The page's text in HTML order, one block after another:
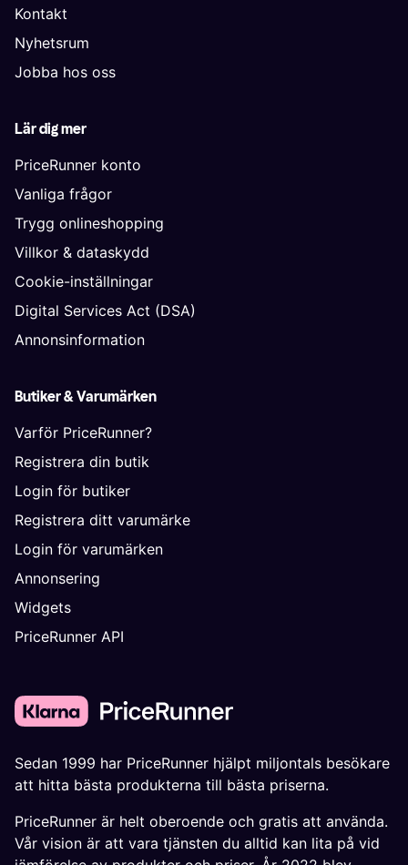
Kontakt
Nyhetsrum
Jobba hos oss
Lär dig mer
PriceRunner konto
Vanliga frågor
Trygg onlineshopping
Villkor & dataskydd
Cookie-inställningar
Digital Services Act (DSA)
Annonsinformation
Butiker & Varumärken
Varför PriceRunner?
Registrera din butik
Login för butiker
Registrera ditt varumärke
Login för varumärken
Annonsering
Widgets
PriceRunner API
Sedan 1999 har PriceRunner hjälpt miljontals besökare
att hitta bästa produkterna till bästa priserna.
PriceRunner är helt oberoende och gratis att använda.
Vår vision är att vara tjänsten du alltid kan lita på vid